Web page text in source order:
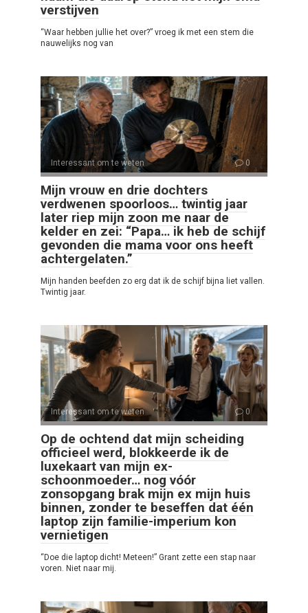
verstijven
“Waar hebben jullie het over?” vroeg ik met een stem die
nauwelijks nog van
Interessant om te weten 0
Mijn vrouw en drie dochters
verdwenen spoorloos… twintig jaar
later riep mijn zoon me naar de
kelder en zei: “Papa… ik heb de schijf
gevonden die mama voor ons heeft
achtergelaten.”
Mijn handen beefden zo erg dat ik de schijf bijna liet vallen.
Twintig jaar.
Interessant om te weten 0
Op de ochtend dat mijn scheiding
officieel werd, blokkeerde ik de
luxekaart van mijn ex-
schoonmoeder… nog vóór
zonsopgang brak mijn ex mijn huis
binnen, zonder te beseffen dat één
laptop zijn familie-imperium kon
vernietigen
“Doe die laptop dicht! Meteen!” Grant zette een stap naar
voren. Niet naar mij.